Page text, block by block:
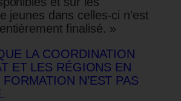
jeunes dans celles-ci n’est
finalisé. »
LA COORDINATION
ET LES RÉGIONS EN
N’EST PAS